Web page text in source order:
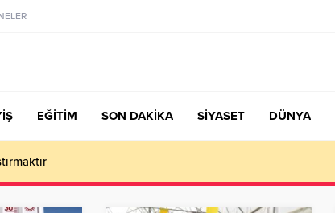
EĞİTİM SON DAKİKA SİYASET DÜNYA
Çalışmaları